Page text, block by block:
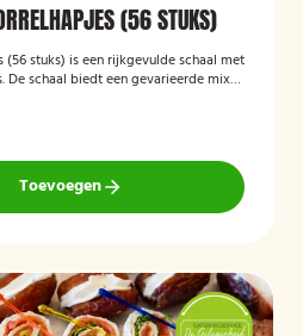
(56 STUKS)
(56 stuks) is een rijkgevulde schaal met
De schaal biedt een gevarieerde mix
De hapjes worden kant-en-klaar
uw gasten kunt trakteren op
borrelplank.
Toevoegen